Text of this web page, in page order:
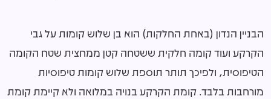
הבניין הנדון (באחת החלקות) הוא בן שלוש קומות על גבי
הקרקע ועוד קומה חלקית ששטחה קטן ממחצית שטח הקומה
הטיפוסית, ולפיכך תותר תוספת שלוש קומות טיפוסיות
מורחבות בלבד. קומת הקרקע בנויה במלואה ולא קיימת קומת